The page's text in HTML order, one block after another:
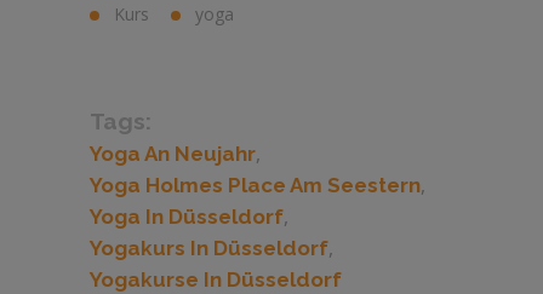
Kurs
yoga
Tags:
Yoga An Neujahr,
Yoga Holmes Place Am Seestern,
Yoga In Düsseldorf,
Yogakurs In Düsseldorf,
Yogakurse In Düsseldorf